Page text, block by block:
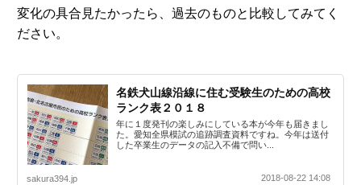
変化の具合見たかったら、過去のものと比較してみてく
ださい。
名鉄犬山線沿線に住む受験生のための高校
ランク表２０１８
年に１度発刊の楽しみにしている本が今年も届きまし
た。愛知全県模試の追跡調査資料ですね。今年は送付
した卒業生のデータの記入不備で問い...
sakura394.jp 2018-08-22 14:08